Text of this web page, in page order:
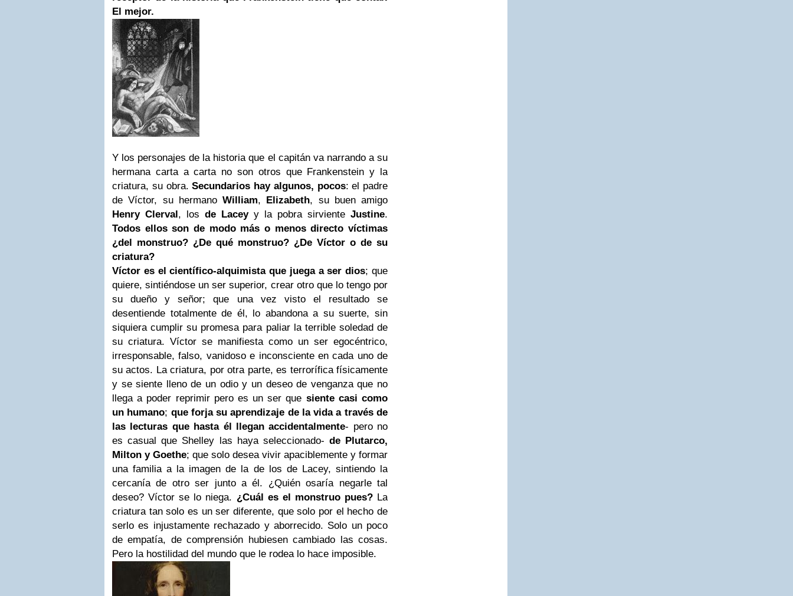
El mejor.
Y los personajes de la historia que el capitán va narrando a su
hermana carta a carta no son otros que Frankenstein y la
criatura, su obra.Secundarios hay algunos, pocos: el padre
de Víctor, su hermano William, Elizabeth, su buen amigo
Henry Clerval, los de Laceyy la pobra sirviente Justine.
Todos ellos son de modo más o menos directo víctimas
¿del monstruo? ¿De qué monstruo? ¿De Víctor o de su
criatura?
Víctor es el científico-alquimista que juega a ser dios; que
quiere, sintiéndose un ser superior, crear otro que lo tengo por
su dueño y señor; que una vez visto el resultado se
desentiende totalmente de él, lo abandona a su suerte, sin
siquiera cumplir su promesa para paliar la terrible soledad de
su criatura. Víctor se manifiesta como un ser egocéntrico,
irresponsable, falso, vanidoso e inconsciente en cada uno de
su actos. La criatura, por otra parte, es terrorífica físicamente
y se siente lleno de un odio y un deseo de venganza que no
llega a poder reprimir pero es un ser que siente casi como
un humano; que forja su aprendizaje de la vida a través de
las lecturas que hasta él llegan accidentalmente- pero no
es casual que Shelley las haya seleccionado- de Plutarco,
Milton y Goethe; que solo desea vivir apaciblemente y formar
una familia a la imagen de la de los de Lacey, sintiendo la
cercanía de otro ser junto a él. ¿Quién osaría negarle tal
deseo? Víctor se lo niega. ¿Cuál es el monstruo pues?La
criatura tan solo es un ser diferente, que solo por el hecho de
serlo es injustamente rechazado y aborrecido. Solo un poco
de empatía, de comprensión hubiesen cambiado las cosas.
Pero la hostilidad del mundo que le rodea lo hace imposible.